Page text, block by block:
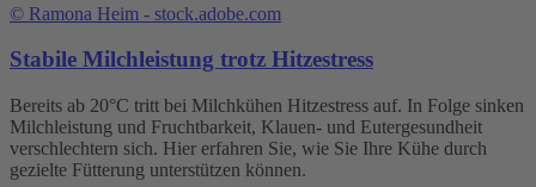
© Ramona Heim - stock.adobe.com
Stabile Milchleistung trotz Hitzestress
Bereits ab 20°C tritt bei Milchkühen Hitzestress auf. In Folge sinken
Milchleistung und Fruchtbarkeit, Klauen- und Eutergesundheit
verschlechtern sich. Hier erfahren Sie, wie Sie Ihre Kühe durch
gezielte Fütterung unterstützen können.